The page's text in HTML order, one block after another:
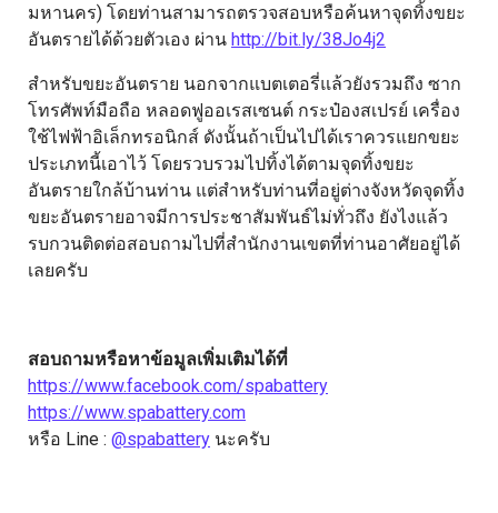
มหานคร) โดยท่านสามารถตรวจสอบหรือค้นหาจุดทิ้งขยะ
อันตรายได้ด้วยตัวเอง ผ่าน http://bit.ly/38Jo4j2
สำหรับขยะอันตราย นอกจากแบตเตอรี่แล้วยังรวมถึง ซาก
โทรศัพท์มือถือ หลอดฟูออเรสเซนต์ กระป๋องสเปรย์ เครื่อง
ใช้ไฟฟ้าอิเล็กทรอนิกส์ ดังนั้นถ้าเป็นไปได้เราควรแยกขยะ
ประเภทนี้เอาไว้ โดยรวบรวมไปทิ้งได้ตามจุดทิ้งขยะ
อันตรายใกล้บ้านท่าน แต่สำหรับท่านที่อยู่ต่างจังหวัดจุดทิ้ง
ขยะอันตรายอาจมีการประชาสัมพันธ์ไม่ทั่วถึง ยังไงแล้ว
รบกวนติดต่อสอบถามไปที่สำนักงานเขตที่ท่านอาศัยอยู่ได้
เลยครับ
สอบถามหรือหาข้อมูลเพิ่มเติมได้ที่
https://www.facebook.com/spabattery
https://www.spabattery.com
หรือ Line : @spabattery นะครับ